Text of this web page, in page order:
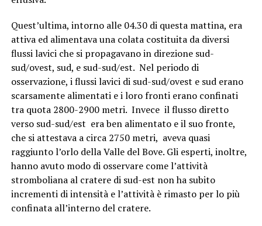
Quest’ultima, intorno alle 04.30 di questa mattina, era
attiva ed alimentava una colata costituita da diversi
flussi lavici che si propagavano in direzione sud-
sud/ovest, sud, e sud-sud/est. Nel periodo di
osservazione, i flussi lavici di sud-sud/ovest e sud erano
scarsamente alimentati e i loro fronti erano confinati
tra quota 2800-2900 metri. Invece il flusso diretto
verso sud-sud/est era ben alimentato e il suo fronte,
che si attestava a circa 2750 metri, aveva quasi
raggiunto l’orlo della Valle del Bove. Gli esperti, inoltre,
hanno avuto modo di osservare come l’attività
stromboliana al cratere di sud-est non ha subito
incrementi di intensità e l’attività è rimasto per lo più
confinata all’interno del cratere.